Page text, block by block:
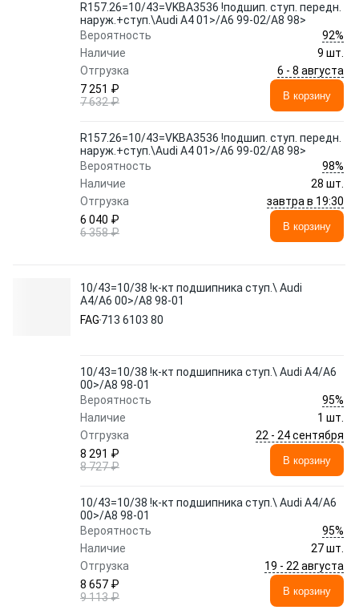
R157.26=10/43=VKBA3536 !подшип. ступ. передн.
наруж.+ступ.\Audi A4 01>/A6 99-02/A8 98>
Вероятность
92%
Наличие
9 шт.
Отгрузка
6 - 8 августа
7 251 ₽
7 632 ₽
В корзину
R157.26=10/43=VKBA3536 !подшип. ступ. передн.
наруж.+ступ.\Audi A4 01>/A6 99-02/A8 98>
Вероятность
98%
Наличие
28 шт.
Отгрузка
завтра в 19:30
6 040 ₽
6 358 ₽
В корзину
10/43=10/38 !к-кт подшипника ступ.\ Audi
A4/A6 00>/A8 98-01
FAG 713 6103 80
10/43=10/38 !к-кт подшипника ступ.\ Audi A4/A6
00>/A8 98-01
Вероятность
95%
Наличие
1 шт.
Отгрузка
22 - 24 сентября
8 291 ₽
8 727 ₽
В корзину
10/43=10/38 !к-кт подшипника ступ.\ Audi A4/A6
00>/A8 98-01
Вероятность
95%
Наличие
27 шт.
Отгрузка
19 - 22 августа
8 657 ₽
9 113 ₽
В корзину